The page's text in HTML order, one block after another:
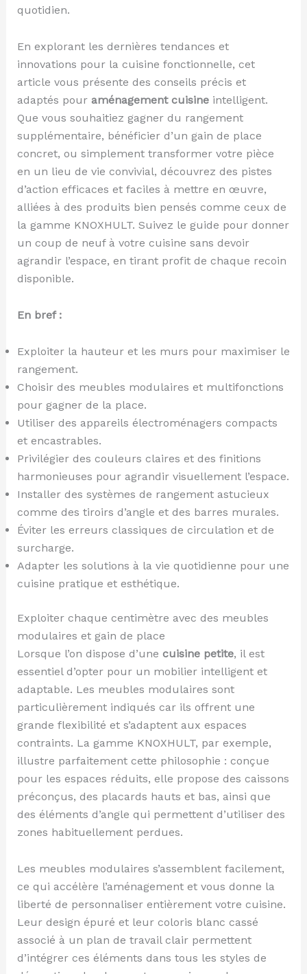
quotidien.
En explorant les dernières tendances et
innovations pour la cuisine fonctionnelle, cet
article vous présente des conseils précis et
adaptés pour aménagement cuisineintelligent.
Que vous souhaitiez gagner du rangement
supplémentaire, bénéficier d’un gain de place
concret, ou simplement transformer votre pièce
en un lieu de vie convivial, découvrez des pistes
d’action efficaces et faciles à mettre en œuvre,
alliées à des produits bien pensés comme ceux de
la gamme KNOXHULT. Suivez le guide pour donner
un coup de neuf à votre cuisine sans devoir
agrandir l’espace, en tirant profit de chaque recoin
disponible.
En bref :
Exploiter la hauteur et les murs pour maximiser le
rangement.
Choisir des meubles modulaires et multifonctions
pour gagner de la place.
Utiliser des appareils électroménagers compacts
et encastrables.
Privilégier des couleurs claires et des finitions
harmonieuses pour agrandir visuellement l’espace.
Installer des systèmes de rangement astucieux
comme des tiroirs d’angle et des barres murales.
Éviter les erreurs classiques de circulation et de
surcharge.
Adapter les solutions à la vie quotidienne pour une
cuisine pratique et esthétique.
Exploiter chaque centimètre avec des meubles
modulaires et gain de place
Lorsque l’on dispose d’une cuisine petite, il est
essentiel d’opter pour un mobilier intelligent et
adaptable. Les meubles modulaires sont
particulièrement indiqués car ils offrent une
grande flexibilité et s’adaptent aux espaces
contraints. La gamme KNOXHULT, par exemple,
illustre parfaitement cette philosophie : conçue
pour les espaces réduits, elle propose des caissons
préconçus, des placards hauts et bas, ainsi que
des éléments d’angle qui permettent d’utiliser des
zones habituellement perdues.
Les meubles modulaires s’assemblent facilement,
ce qui accélère l’aménagement et vous donne la
liberté de personnaliser entièrement votre cuisine.
Leur design épuré et leur coloris blanc cassé
associé à un plan de travail clair permettent
d’intégrer ces éléments dans tous les styles de